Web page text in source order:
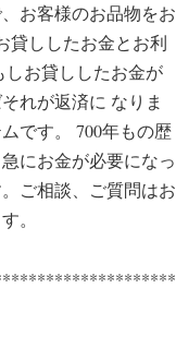
お客様のお品物をお
貸ししたお金とお利
お貸ししたお金が
れが返済に なりま
です。 700年もの歴
にお金が必要になっ
ご相談、ご質問はお
。